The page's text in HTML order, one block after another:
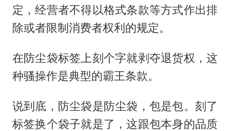
定，经营者不得以格式条款等方式作出排
除或者限制消费者权利的规定。
在防尘袋标签上刻个字就剥夺退货权，这
种骚操作是典型的霸王条款。
说到底，防尘袋是防尘袋，包是包。刻了
标签换个袋子就是了，这跟包本身的品质